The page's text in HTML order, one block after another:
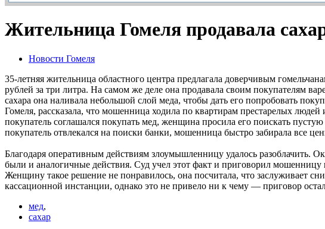
Жительница Гомеля продавала
Новости Гомеля
35-летняя жительница областного центра предлагала доверчивым
рублей за три литра. На самом же деле она продавала своим покупателям
сахара она наливала небольшой слой меда, чтобы дать его попробовать
Гомеля, рассказала, что мошенница ходила по квартирам престарелых
покупатель соглашался покупать мед, женщина просила его поискать
покупатель отвлекался на поиски банки, мошенница быстро забирала все
Благодаря оперативным действиям злоумышленницу удалось разоблачить.
были и аналогичные действия. Суд учел этот факт и приговорил
Женщину такое решение не понравилось, она посчитала, что заслуживает
кассационной инстанции, однако это не привело ни к чему — приговор
мед,
сахар